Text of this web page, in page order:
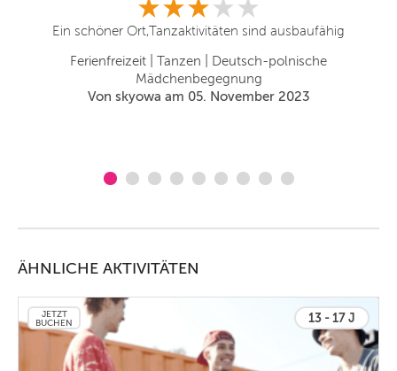
Ein schöner Ort,Tanzaktivitäten sind ausbaufähig
Ferienfreizeit | Tanzen | Deutsch-polnische
Mädchenbegegnung
Von skyowa am 05. November 2023
ÄHNLICHE AKTIVITÄTEN
JETZT
BUCHEN
13 - 17 J